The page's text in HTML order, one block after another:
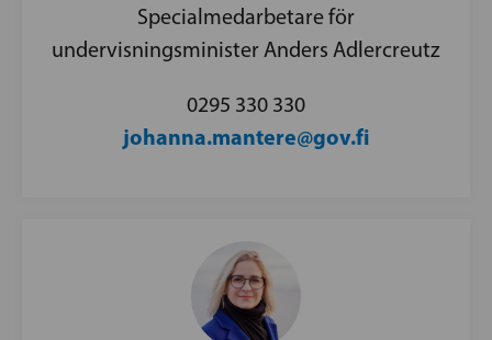
Specialmedarbetare för
undervisningsminister Anders Adlercreutz
0295 330 330
johanna.mantere@gov.fi